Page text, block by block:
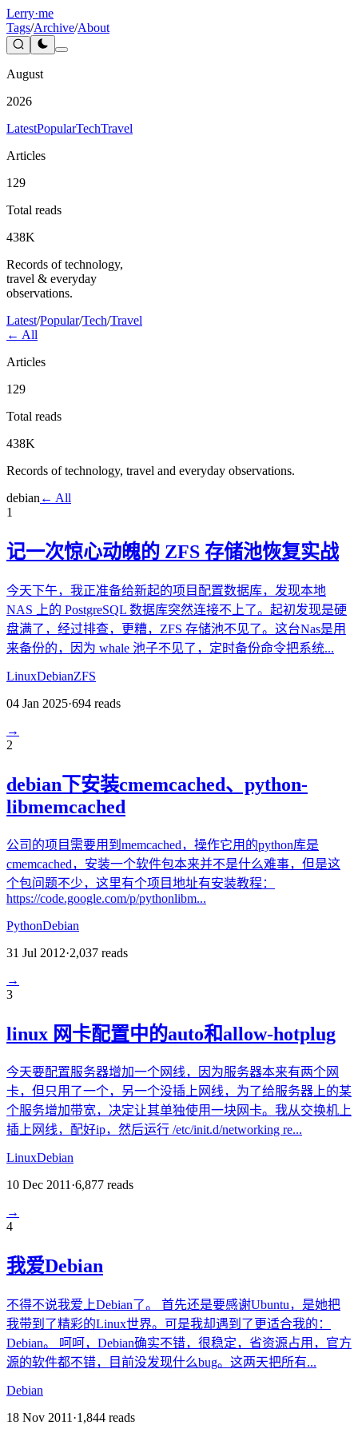
Lerry·me
Tags/Archive/About
August
2026
LatestPopularTechTravel
Articles
129
Total reads
438K
Records of technology,
travel & everyday
observations.
Latest/Popular/Tech/Travel
← All
Articles
129
Total reads
438K
Records of technology, travel and everyday observations.
debian ← All
1
记一次惊心动魄的 ZFS 存储池恢复实战
今天下午，我正准备给新起的项目配置数据库，发现本地
NAS 上的 PostgreSQL 数据库突然连接不上了。起初发现是硬
盘满了，经过排查，更糟，ZFS 存储池不见了。这台Nas是用
来备份的，因为 whale 池子不见了，定时备份命令把系统...
LinuxDebianZFS
04 Jan 2025·694 reads
→
2
debian下安装cmemcached、python-
libmemcached
公司的项目需要用到memcached，操作它用的python库是
cmemcached，安装一个软件包本来并不是什么难事，但是这
个包问题不少，这里有个项目地址有安装教程：
https://code.google.com/p/pythonlibm...
PythonDebian
31 Jul 2012·2,037 reads
→
3
linux 网卡配置中的auto和allow-hotplug
今天要配置服务器增加一个网线，因为服务器本来有两个网
卡，但只用了一个，另一个没插上网线，为了给服务器上的某
个服务增加带宽，决定让其单独使用一块网卡。我从交换机上
插上网线，配好ip，然后运行 /etc/init.d/networking re...
LinuxDebian
10 Dec 2011·6,877 reads
→
4
我爱Debian
不得不说我爱上Debian了。 首先还是要感谢Ubuntu，是她把
我带到了精彩的Linux世界。可是我却遇到了更适合我的：
Debian。 呵呵，Debian确实不错，很稳定，省资源占用，官方
源的软件都不错，目前没发现什么bug。这两天把所有...
Debian
18 Nov 2011 ·1,844 reads